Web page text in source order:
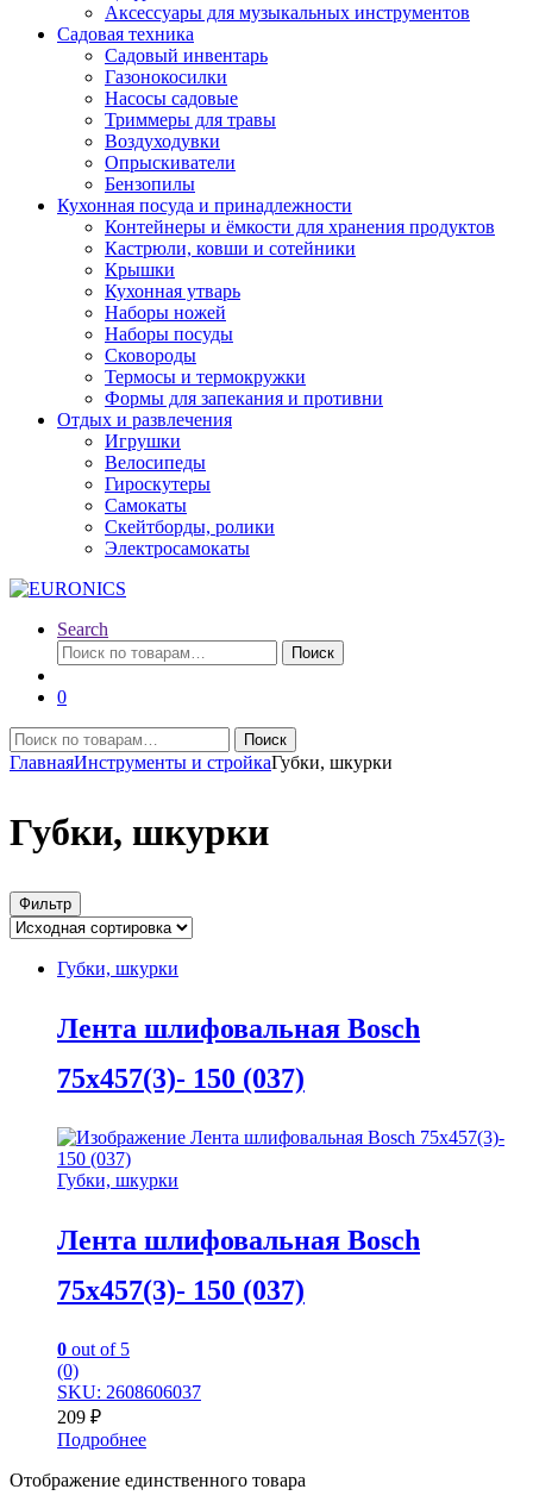
Аксессуары для музыкальных инструментов
Садовая техника
Садовый инвентарь
Газонокосилки
Насосы садовые
Триммеры для травы
Воздуходувки
Опрыскиватели
Бензопилы
Кухонная посуда и принадлежности
Контейнеры и ёмкости для хранения продуктов
Кастрюли, ковши и сотейники
Крышки
Кухонная утварь
Наборы ножей
Наборы посуды
Сковороды
Термосы и термокружки
Формы для запекания и противни
Отдых и развлечения
Игрушки
Велосипеды
Гироскутеры
Самокаты
Скейтборды, ролики
Электросамокаты
Search
Искать:
Поиск
0
Искать:
Поиск
ГлавнаяИнструменты и стройкаГубки, шкурки
Губки, шкурки
Фильтр
Губки, шкурки
Лента шлифовальная Bosch
75х457(3)- 150 (037)
Губки, шкурки
Лента шлифовальная Bosch
75х457(3)- 150 (037)
0 out of 5
(0)
SKU: 2608606037
209 ₽
Подробнее
Отображение единственного товара